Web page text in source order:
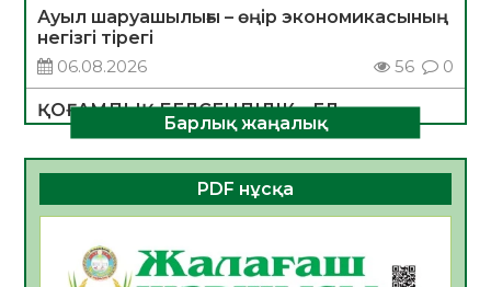
Ауыл шаруашылығы – өңір экономикасының
негізгі тірегі
06.08.2026
56 0
ҚОҒАМДЫҚ БЕЛСЕНДІЛІК – ЕЛ
ДАМУЫНЫҢ НЕГІЗІ
06.08.2026
54 0
ҚҰРЫЛТАЙ САЙЛАУЫ – БОЛАШАҚҚА
06.08.2026
Барлық жаңалық
PDF нұсқа